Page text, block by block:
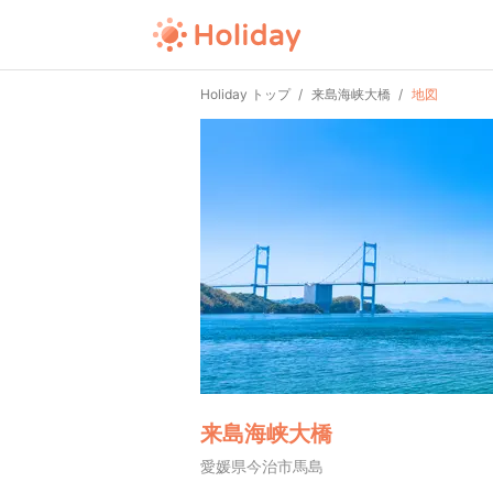
Holiday トップ 来島海峡大橋 地図
来島海峡大橋
愛媛県今治市馬島